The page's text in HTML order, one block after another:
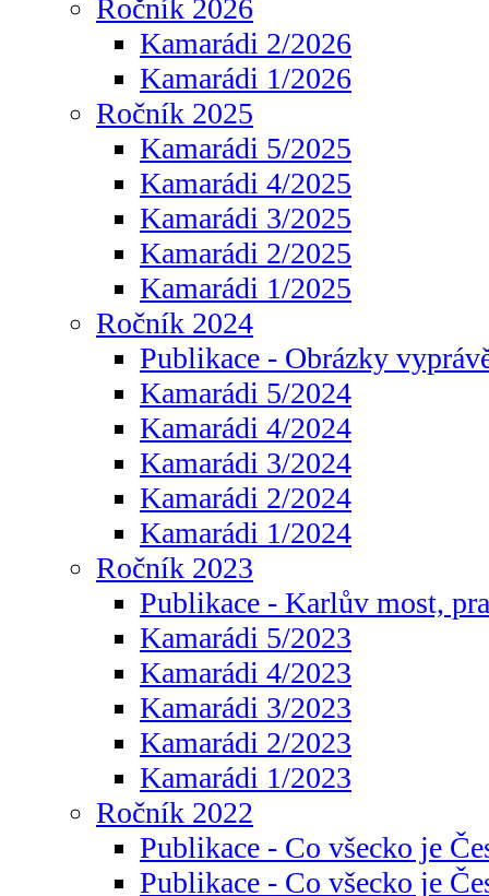
Ročník 2026
Kamarádi 2/2026
Kamarádi 1/2026
Ročník 2025
Kamarádi 5/2025
Kamarádi 4/2025
Kamarádi 3/2025
Kamarádi 2/2025
Kamarádi 1/2025
Ročník 2024
Publikace - Obrázky
Kamarádi 5/2024
Kamarádi 4/2024
Kamarádi 3/2024
Kamarádi 2/2024
Kamarádi 1/2024
Ročník 2023
Publikace - Karlův most,
Kamarádi 5/2023
Kamarádi 4/2023
Kamarádi 3/2023
Kamarádi 2/2023
Kamarádi 1/2023
Ročník 2022
Publikace - Co všecko je
Publikace - Co všecko je